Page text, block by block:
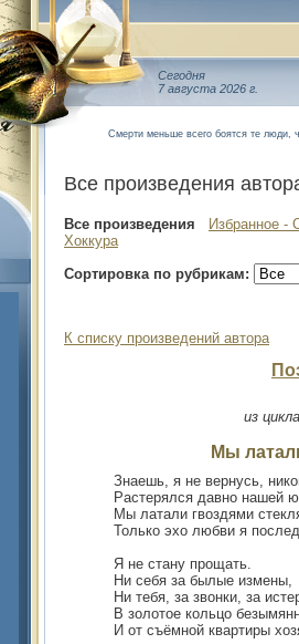
Сегодня
7 августа 2026 г.
Смерти меньше всего боятся те люди,
Все произведения
Все произведения
Избранное -
Хоккура
Сортировка по рубрикам:
К списку произведений автора
из
Мы
Знаешь, я не вернусь,
Растерялся давно нашей
Мы латали гвоздями
Только эхо любви я
Я не стану прощать.
Ни себя за былые измены,
Ни тебя, за звонки, за
В золотое кольцо
И от съёмной квартиры